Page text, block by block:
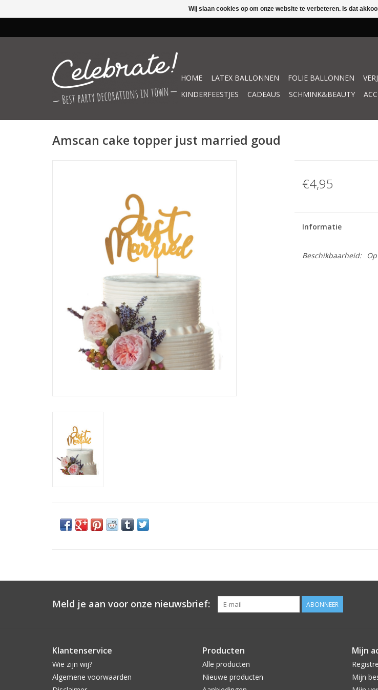
HOME LATEX BALLONNEN FOLIE BALLONNEN
KINDERFEESTJES
CADEAUS SCHMINK&BEAUTY
Amscan cake topper just married goud
€4,95
Informatie
Beschikbaarheid:
Meld je aan voor onze nieuwsbrief: ABONNEER
Klantenservice
Wie zijn wij?
Algemene voorwaarden
Producten
Alle producten
Nieuwe producten
Mijn
Mijn
Wij slaan cookies op om onze website te verbeteren. Is dat